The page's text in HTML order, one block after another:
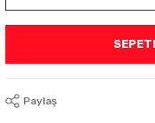
Paylaş